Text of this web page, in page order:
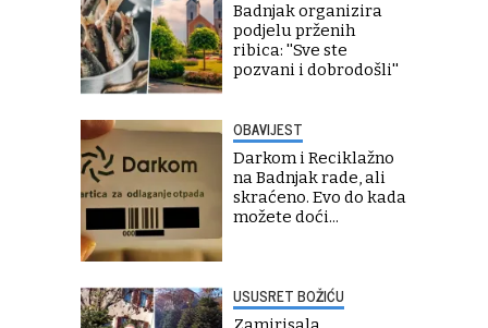
Badnjak organizira
podjelu prženih
ribica: ''Sve ste
pozvani i dobrodošli''
OBAVIJEST
Darkom i Reciklažno
na Badnjak rade, ali
skraćeno. Evo do kada
možete doći...
USUSRET BOŽIĆU